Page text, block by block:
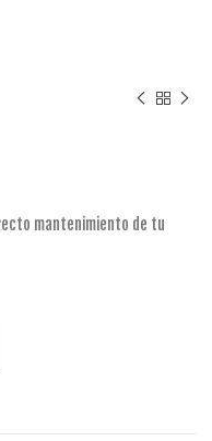
mantenimiento de tu